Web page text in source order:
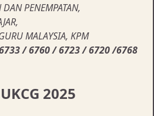
PENEMPATAN,
MALAYSIA, KPM
/ 6760 / 6723 / 6720 /6768
2025